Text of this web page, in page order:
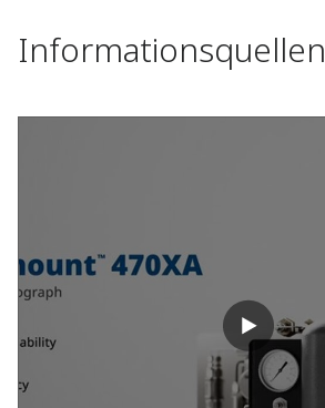
Informationsquellen